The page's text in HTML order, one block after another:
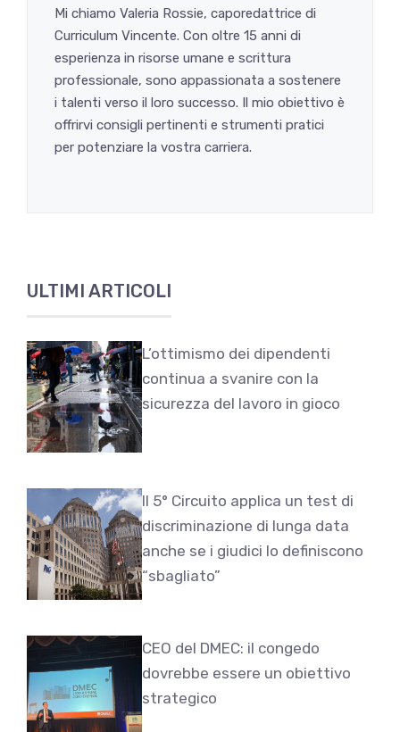
Mi chiamo Valeria Rossie, caporedattrice di
Curriculum Vincente. Con oltre 15 anni di
esperienza in risorse umane e scrittura
professionale, sono appassionata a sostenere
i talenti verso il loro successo. Il mio obiettivo è
offrirvi consigli pertinenti e strumenti pratici
per potenziare la vostra carriera.
ULTIMI ARTICOLI
L’ottimismo dei dipendenti
continua a svanire con la
sicurezza del lavoro in gioco
Il 5° Circuito applica un test di
discriminazione di lunga data
anche se i giudici lo definiscono
“sbagliato”
CEO del DMEC: il congedo
dovrebbe essere un obiettivo
strategico